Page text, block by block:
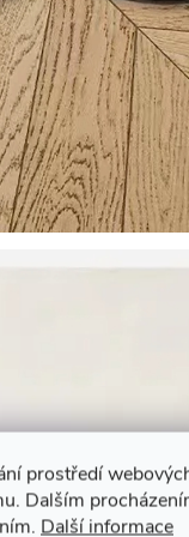
prostředí
Dalším
Další informace